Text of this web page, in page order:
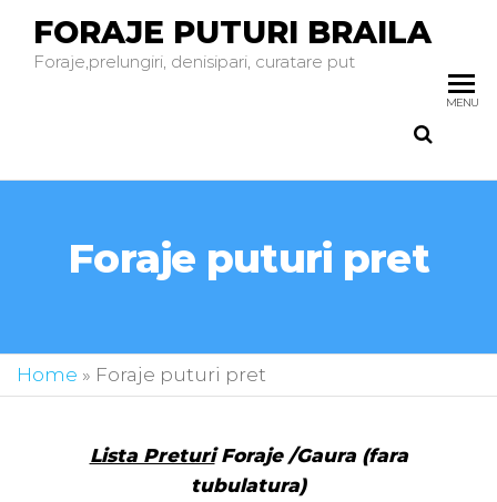
FORAJE PUTURI BRAILA
Foraje,prelungiri, denisipari, curatare put
MENU
Foraje puturi pret
Home » Foraje puturi pret
Lista PreturiForaje /Gaura (fara
tubulatura)